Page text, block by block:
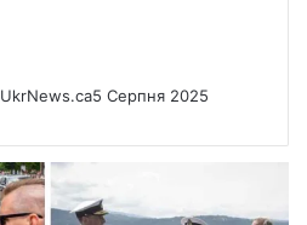
UkrNews.ca5 Серпня 2025